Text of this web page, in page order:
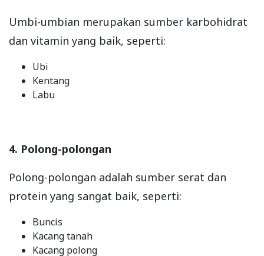
Umbi-umbian merupakan sumber karbohidrat
dan vitamin yang baik, seperti:
Ubi
Kentang
Labu
4. Polong-polongan
Polong-polongan adalah sumber serat dan
protein yang sangat baik, seperti:
Buncis
Kacang tanah
Kacang polong